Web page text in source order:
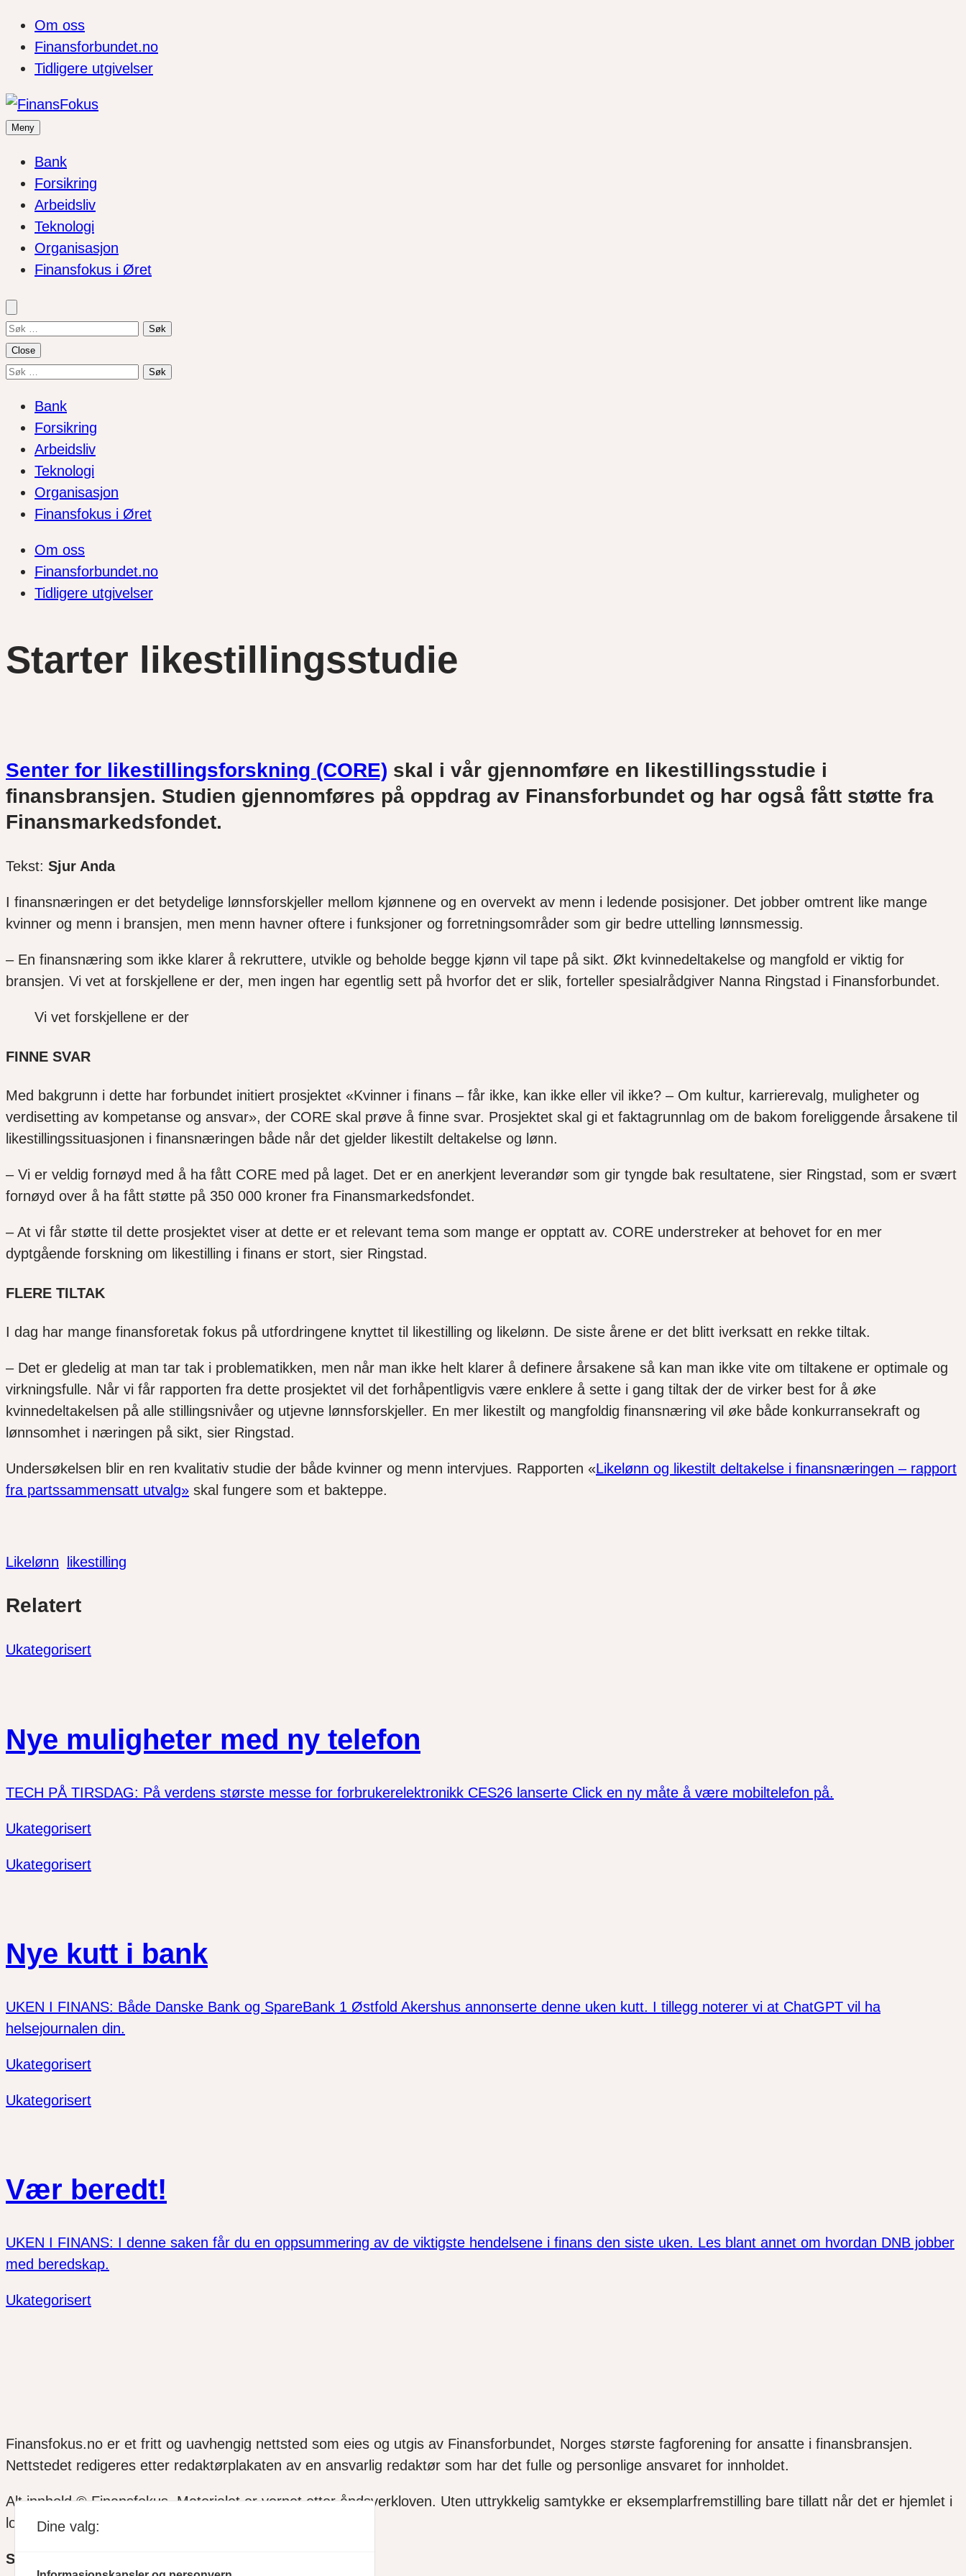
Om oss
Finansforbundet.no
Tidligere utgivelser
Meny
Bank
Forsikring
Arbeidsliv
Teknologi
Organisasjon
Finansfokus i Øret
Søk
etter:
Close
Søk
Bank
Forsikring
Arbeidsliv
Teknologi
Organisasjon
Finansfokus i Øret
Om oss
Finansforbundet.no
Tidligere utgivelser
Starter likestillingsstudie
Senter for likestillingsforskning (CORE) skal i vår gjennomføre en likestillingsstudie i
finansbransjen. Studien gjennomføres på oppdrag av Finansforbundet og har også fått støtte fra
Finansmarkedsfondet.
Tekst: Sjur Anda
I finansnæringen er det betydelige lønnsforskjeller mellom kjønnene og en overvekt av menn i ledende posisjoner. Det jobber omtrent like mange
kvinner og menn i bransjen, men menn havner oftere i funksjoner og forretningsområder som gir bedre uttelling lønnsmessig.
– En finansnæring som ikke klarer å rekruttere, utvikle og beholde begge kjønn vil tape på sikt. Økt kvinnedeltakelse og mangfold er viktig for
bransjen. Vi vet at forskjellene er der, men ingen har egentlig sett på hvorfor det er slik, forteller spesialrådgiver Nanna Ringstad i Finansforbundet.
Vi vet forskjellene er der
FINNE SVAR
Med bakgrunn i dette har forbundet initiert prosjektet «Kvinner i finans – får ikke, kan ikke eller vil ikke? – Om kultur, karrierevalg, muligheter og
verdisetting av kompetanse og ansvar», der CORE skal prøve å finne svar. Prosjektet skal gi et faktagrunnlag om de bakom foreliggende årsakene til
likestillingssituasjonen i finansnæringen både når det gjelder likestilt deltakelse og lønn.
– Vi er veldig fornøyd med å ha fått CORE med på laget. Det er en anerkjent leverandør som gir tyngde bak resultatene, sier Ringstad, som er svært
fornøyd over å ha fått støtte på 350 000 kroner fra Finansmarkedsfondet.
– At vi får støtte til dette prosjektet viser at dette er et relevant tema som mange er opptatt av. CORE understreker at behovet for en mer
dyptgående forskning om likestilling i finans er stort, sier Ringstad.
FLERE TILTAK
I dag har mange finansforetak fokus på utfordringene knyttet til likestilling og likelønn. De siste årene er det blitt iverksatt en rekke tiltak.
– Det er gledelig at man tar tak i problematikken, men når man ikke helt klarer å definere årsakene så kan man ikke vite om tiltakene er optimale og
virkningsfulle. Når vi får rapporten fra dette prosjektet vil det forhåpentligvis være enklere å sette i gang tiltak der de virker best for å øke
kvinnedeltakelsen på alle stillingsnivåer og utjevne lønnsforskjeller. En mer likestilt og mangfoldig finansnæring vil øke både konkurransekraft og
lønnsomhet i næringen på sikt, sier Ringstad.
Undersøkelsen blir en ren kvalitativ studie der både kvinner og menn intervjues. Rapporten «Likelønn og likestilt deltakelse i finansnæringen – rapport
fra partssammensatt utvalg» skal fungere som et bakteppe.
Likelønn
likestilling
link
på
på
Relatert
Ukategorisert
Nye muligheter med ny telefon
TECH PÅ TIRSDAG: På verdens største messe for forbrukerelektronikk CES26 lanserte Click en ny måte å være mobiltelefon på.
Ukategorisert
Ukategorisert
Nye kutt i bank
UKEN I FINANS: Både Danske Bank og SpareBank 1 Østfold Akershus annonserte denne uken kutt. I tillegg noterer vi at ChatGPT vil ha
helsejournalen din.
Ukategorisert
Ukategorisert
Vær beredt!
UKEN I FINANS: I denne saken får du en oppsummering av de viktigste hendelsene i finans den siste uken. Les blant annet om hvordan DNB jobber
med beredskap.
Ukategorisert
Finansfokus.no er et fritt og uavhengig nettsted som eies og utgis av Finansforbundet, Norges største fagforening for ansatte i finansbransjen.
Nettstedet redigeres etter redaktørplakaten av en ansvarlig redaktør som har det fulle og personlige ansvaret for innholdet.
Alt innhold © Finansfokus.Materialet er vernet etter åndsverkloven. Uten uttrykkelig samtykke er eksemplarfremstilling bare tillatt når det er hjemlet i
lov eller avtale med Kopinor
SOSIALE MEDIER
Dine valg: